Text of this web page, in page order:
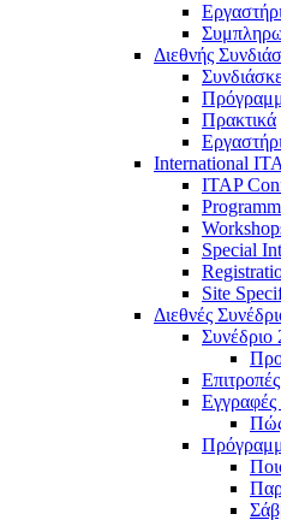
Διεθνής
Πρακτικά
International
ITAP
Special
Site
Διεθνές
Συνέδριο